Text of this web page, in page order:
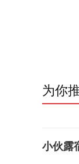
为你
小伙露